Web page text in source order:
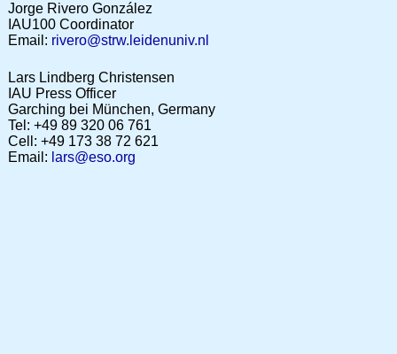
Jorge Rivero González
IAU100 Coordinator
Email: rivero@strw.leidenuniv.nl
Lars Lindberg Christensen
IAU Press Officer
Garching bei München, Germany
Tel: +49 89 320 06 761
Cell: +49 173 38 72 621
Email: lars@eso.org